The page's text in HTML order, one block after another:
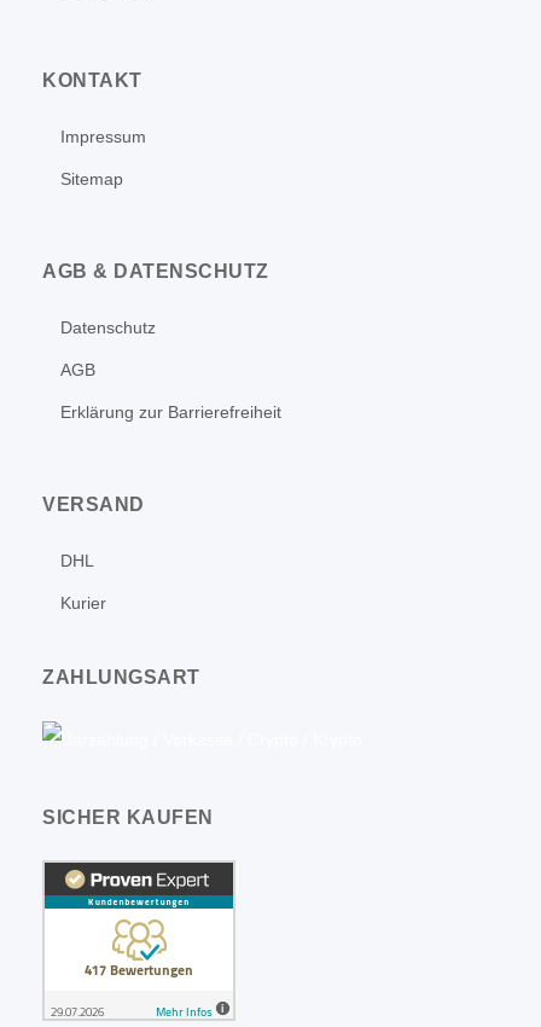
KONTAKT
Impressum
Sitemap
AGB & DATENSCHUTZ
Datenschutz
AGB
Erklärung zur Barrierefreiheit
VERSAND
DHL
Kurier
ZAHLUNGSART
SICHER KAUFEN